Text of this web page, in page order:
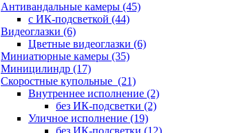
Антивандальные камеры (45)
с ИК-подсветкой (44)
Видеоглазки (6)
Цветные видеоглазки (6)
Миниатюрные камеры (35)
Миницилиндр (17)
Скоростные купольные (21)
Внутреннее исполнение (2)
без ИК-подсветки (2)
Уличное исполнение (19)
без ИК-подсветки (12)